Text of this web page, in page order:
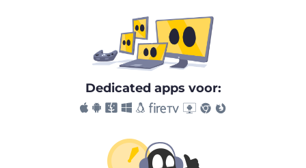
Dedicated apps voor: